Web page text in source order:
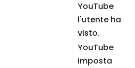
YouTube
l'utente ha
visto.
YouTube
imposta